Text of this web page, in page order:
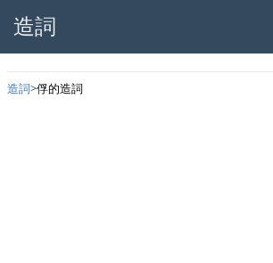
造詞
造詞 俘的造詞